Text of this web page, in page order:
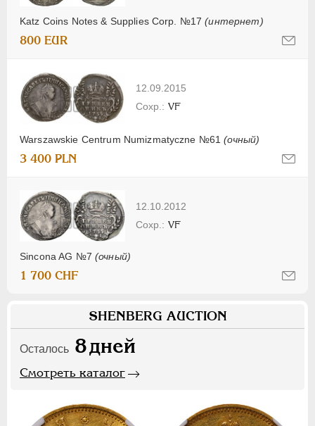
Katz Coins Notes & Supplies Corp. №17(интернет)
800 EUR
12.09.2015
Warszawskie Centrum Numizmatyczne №61(очный)
VF
3 400 PLN
12.10.2012
Sincona AG №7 (очный)
VF
1 700 CHF
SHENBERG AUCTION
Осталось 8дней
Смотреть каталог